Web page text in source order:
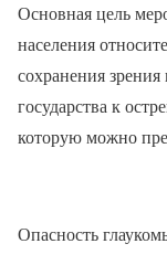
Основная цель
населения
сохранения
государства к
которую можно
Опасность